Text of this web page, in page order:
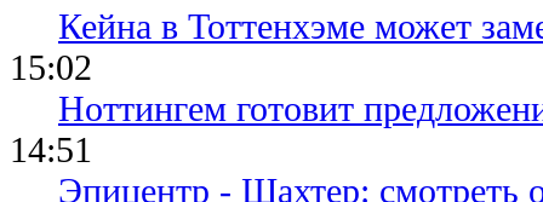
Кейна в Тоттенхэме может
15:02
Ноттингем готовит
14:51
Эпицентр - Шахтер: смотреть